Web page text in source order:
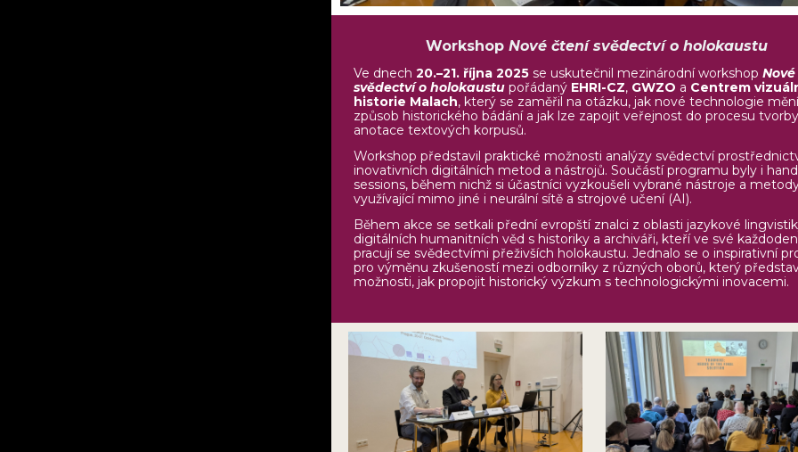
Workshop Nové čtení svědectví o holokaustu
Ve dnech 20.–21. října 2025 se uskutečnil mezinárodní workshop
svědectví o holokaustu pořádaný EHRI-CZ, GWZO a Centrem
historie Malach, který se zaměřil na otázku, jak nové technologie mění
způsob historického bádání a jak lze zapojit veřejnost do procesu
anotace textových korpusů.
Workshop představil praktické možnosti analýzy svědectví
inovativních digitálních metod a nástrojů. Součástí programu byly i
sessions, během nichž si účastníci vyzkoušeli vybrané nástroje a
využívající mimo jiné i neurální sítě a strojové učení (AI).
Během akce se setkali přední evropští znalci z oblasti jazykové
digitálních humanitních věd s historiky a archiváři, kteří ve své
pracují se svědectvími přeživších holokaustu. Jednalo se o inspirativní
pro výměnu zkušeností mezi odborníky z různých oborů, který
možnosti, jak propojit historický výzkum s technologickými inovacemi.